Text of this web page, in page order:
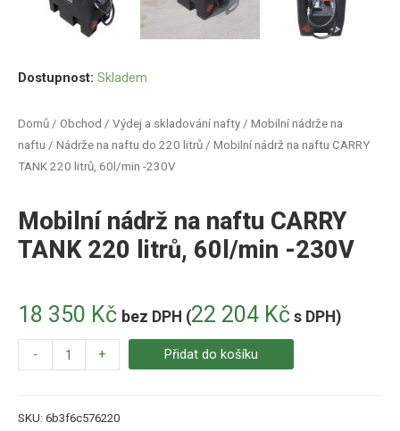
Domů / Obchod / Výdej a skladování nafty / Mobilní nádrže na
naftu / Nádrže na naftu do 220 litrů / Mobilní nádrž na naftu CARRY
TANK 220 litrů, 60l/min -230V
Mobilní nádrž na naftu CARRY
TANK 220 litrů, 60l/min -230V
18 350 Kč bez DPH (22 204 Kč s DPH)
Dostupnost: Skladem
- + Přidat do košíku
SKU: 6b3f6c576220